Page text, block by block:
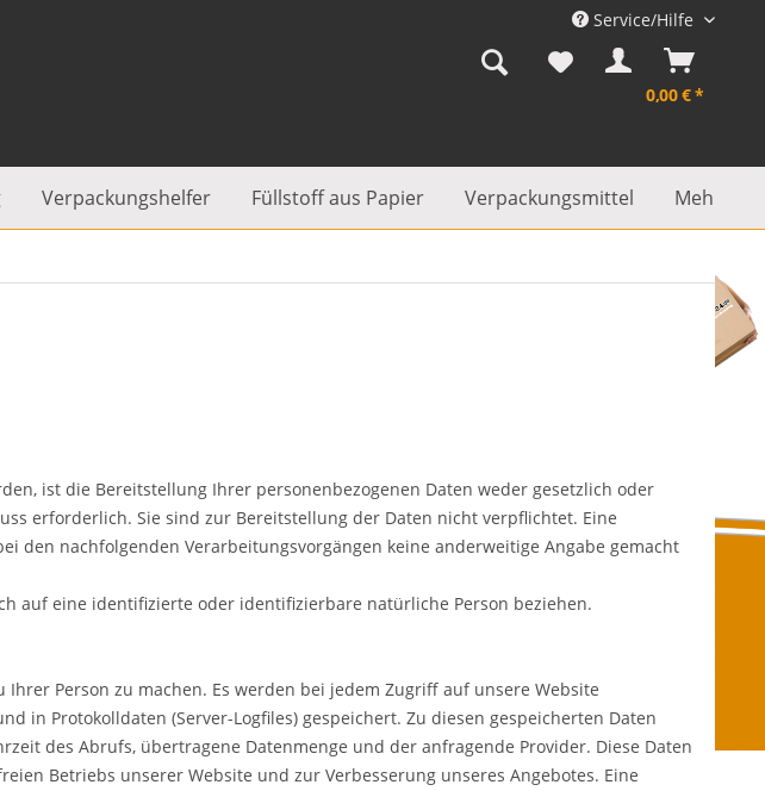
Service/Hilfe
0,00 € *
Verpackungshelfer Füllstoff aus Papier Verpackungsmittel Mehr...
ist die Bereitstellung Ihrer personenbezogenen Daten weder gesetzlich oder
erforderlich. Sie sind zur Bereitstellung der Daten nicht verpflichtet. Eine
den nachfolgenden Verarbeitungsvorgängen keine anderweitige Angabe gemacht
auf eine identifizierte oder identifizierbare natürliche Person beziehen.
Person zu machen. Es werden bei jedem Zugriff auf unsere Website
in Protokolldaten (Server-Logfiles) gespeichert. Zu diesen gespeicherten Daten
des Abrufs, übertragene Datenmenge und der anfragende Provider. Diese Daten
Betriebs unserer Website und zur Verbesserung unseres Angebotes. Eine